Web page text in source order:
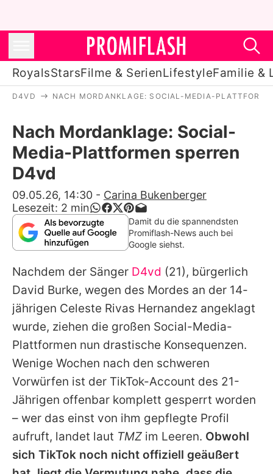
RoyalsStarsFilme & SerienLifestyleFamilie &
Stars
Filme & Serien
Lifestyle
Familie & Liebe
Promiflash Exklusiv
Alle Themen auf Promiflash
Jobs
App runterladen
Team
Redaktionelle Richtlinien
Impressum
Datenschutzerklärung
Nutzungsbedingungen
D4VD NACH MORDANKLAGE: SOCIAL-MEDIA-
Nach Mordanklage: Social-
Media-Plattformen sperren
D4vd
09.05.26, 14:30 - Carina Bukenberger
Lesezeit: 2 min
Damit du die spannendsten
Promiflash-News auch bei
Google siehst.
Nachdem der Sänger D4vd (21), bürgerlich
David Burke, wegen des Mordes an der 14-
jährigen Celeste Rivas Hernandez angeklagt
wurde, ziehen die großen Social-Media-
Plattformen nun drastische Konsequenzen.
Wenige Wochen nach den schweren
Vorwürfen ist der TikTok-Account des 21-
Jährigen offenbar komplett gesperrt worden
– wer das einst von ihm gepflegte Profil
aufruft, landet laut TMZ im Leeren. Obwohl
sich TikTok noch nicht offiziell geäußert